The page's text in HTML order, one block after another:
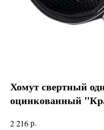
Хомут свертный
оцинкованный
2 216р.